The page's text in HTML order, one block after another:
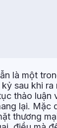
là một
sau khi
thảo luận
lại. Mặc
thương